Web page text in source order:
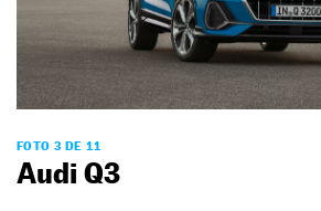
FOTO 3 DE 11
Audi Q3